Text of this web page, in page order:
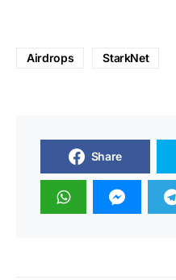
Airdrops StarkNet
Share